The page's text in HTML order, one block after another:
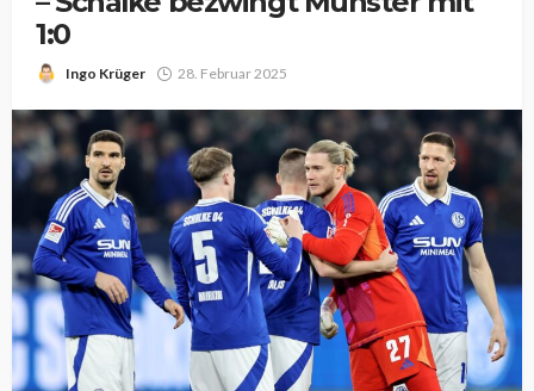
1:0
Ingo Krüger 28. Februar 2025